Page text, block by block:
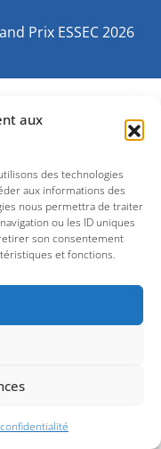
aux
des technologies
aux informations des
nous permettra de traiter
ou les ID uniques
son consentement
et fonctions.
Prix ESSEC2026